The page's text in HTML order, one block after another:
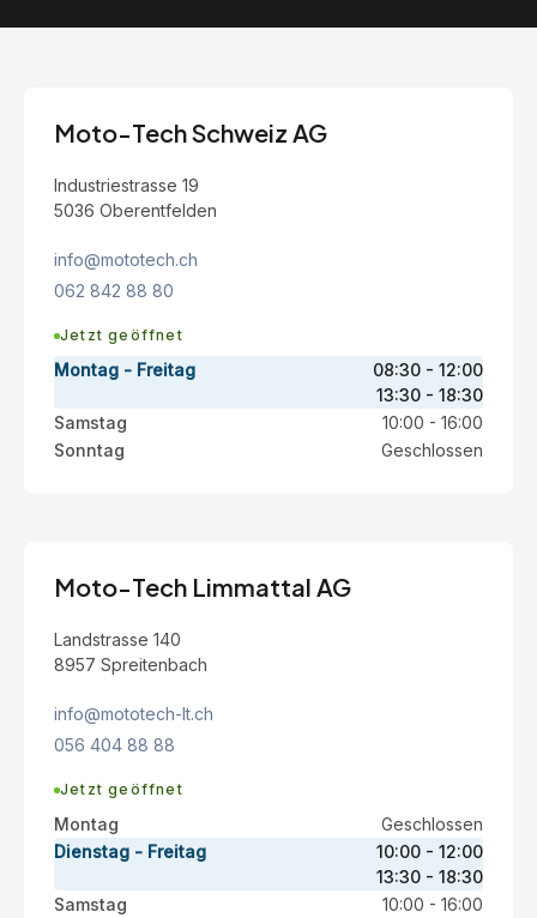
Moto-Tech Schweiz AG
Industriestrasse 19
5036 Oberentfelden
info@mototech.ch
062 842 88 80
Jetzt geöffnet
Montag - Freitag
08:30 - 12:00
13:30 - 18:30
Samstag
10:00 - 16:00
Sonntag
Geschlossen
Moto-Tech Limmattal AG
Landstrasse 140
8957 Spreitenbach
info@mototech-lt.ch
056 404 88 88
Jetzt geöffnet
Montag
Geschlossen
Dienstag - Freitag
10:00 - 12:00
13:30 - 18:30
Samstag
10:00 - 16:00